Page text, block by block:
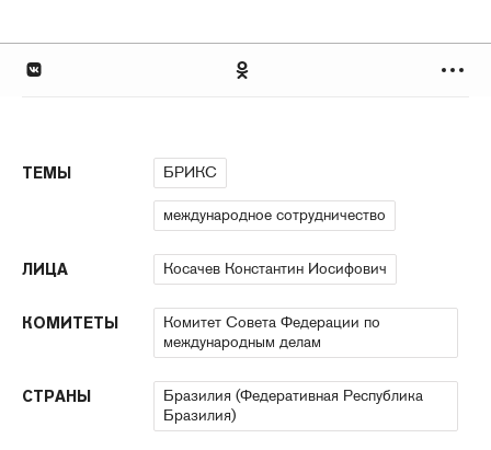
ТЕМЫ БРИКС
международное сотрудничество
ЛИЦА Косачев Константин Иосифович
КОМИТЕТЫ
Комитет Совета Федерации по
международным делам
СТРАНЫ
Бразилия (Федеративная Республика
Бразилия)